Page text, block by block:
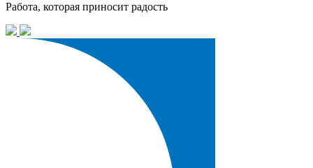
Работа, которая приносит радость